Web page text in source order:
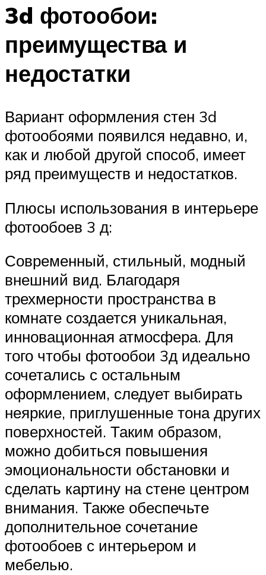
3d фотообои:
преимущества и
недостатки
Вариант оформления стен 3d
фотообоями появился недавно, и,
как и любой другой способ, имеет
ряд преимуществ и недостатков.
Плюсы использования в интерьере
фотообоев 3 д:
Современный, стильный, модный
внешний вид. Благодаря
трехмерности пространства в
комнате создается уникальная,
инновационная атмосфера. Для
того чтобы фотообои 3д идеально
сочетались с остальным
оформлением, следует выбирать
неяркие, приглушенные тона других
поверхностей. Таким образом,
можно добиться повышения
эмоциональности обстановки и
сделать картину на стене центром
внимания. Также обеспечьте
дополнительное сочетание
фотообоев с интерьером и
мебелью.